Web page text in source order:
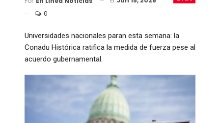
0
Universidades nacionales paran esta semana: la
Conadu Histórica ratifica la medida de fuerza pese al
acuerdo gubernamental.